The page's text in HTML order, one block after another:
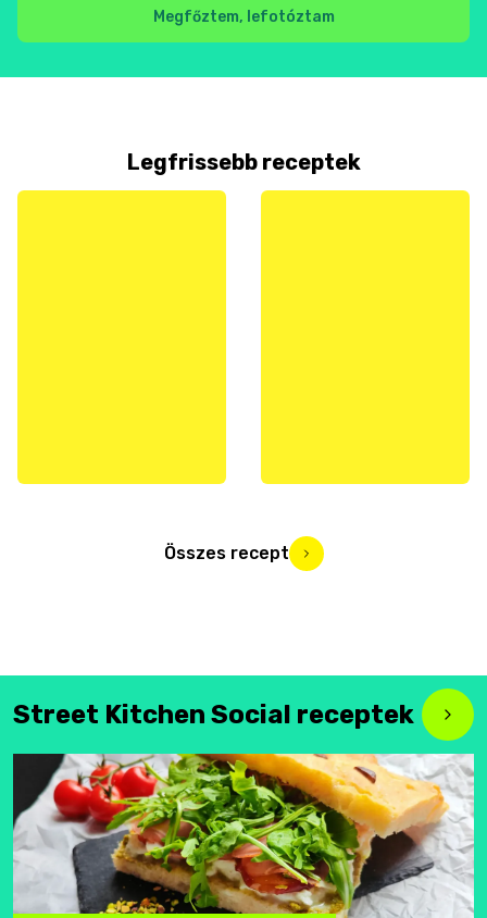
Megfőztem, lefotóztam
Legfrissebb receptek
Összes recept
Street Kitchen Social receptek